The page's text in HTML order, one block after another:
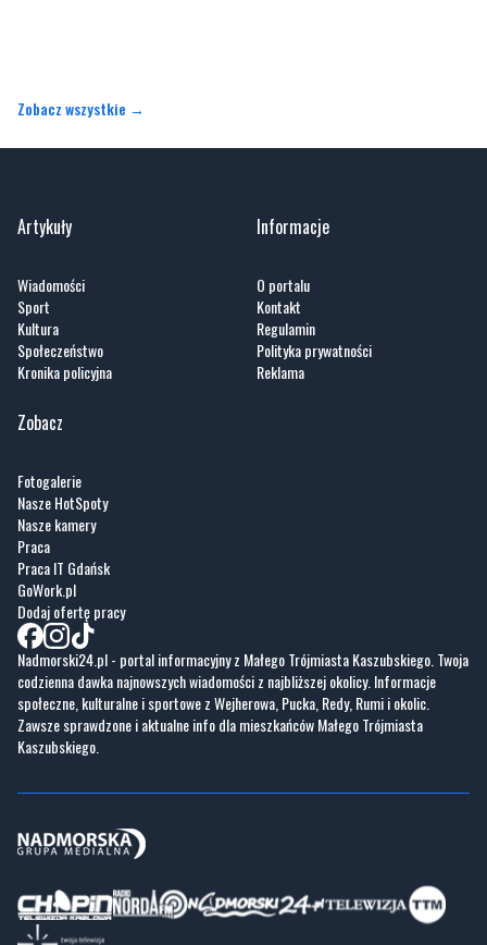
Artykuły
Sport
Kronika policyjna
Informacje
Kontakt
Reklama
Zobacz
Nasze HotSpoty
Praca IT Gdańsk
GoWork.pl
Dodaj ofertę pracy
Nadmorski24.pl - portal informacyjny z Małego Trójmiasta Kaszubskiego. Twoja
codzienna dawka najnowszych wiadomości z najbliższej okolicy. Informacje
społeczne, kulturalne i sportowe z Wejherowa, Pucka, Redy, Rumi i okolic.
Zawsze sprawdzone i aktualne info dla mieszkańców Małego Trójmiasta
Kaszubskiego.
Copyrights © Nadmorski24.pl 2026 r.
Projekt i wykonaniePixlab.pl